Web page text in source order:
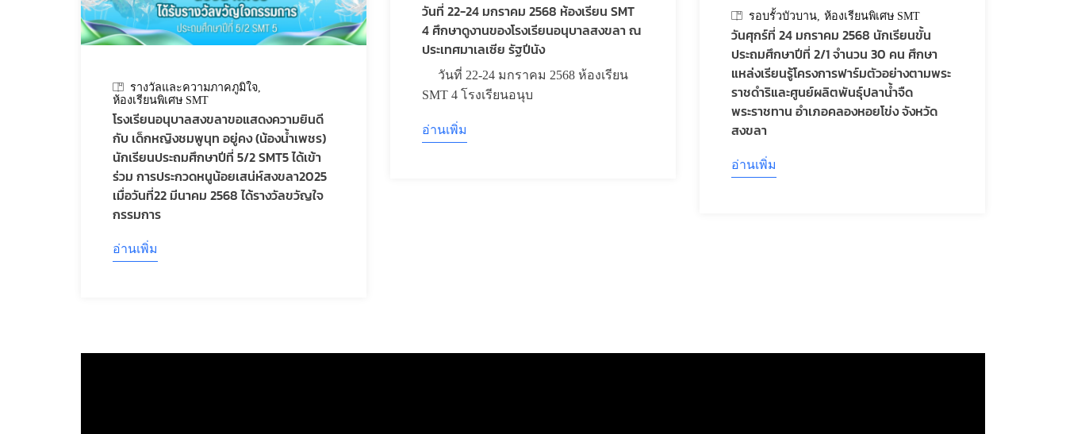
รางวัลและความภาคภูมิใจ
ห้องเรียนพิเศษ SMT
โรงเรียนอนุบาลสงขลาขอแสดงความยินดี
กับ เด็กหญิงชมพูนุท อยู่คง (น้องน้ำเพชร)
นักเรียนประถมศึกษาปีที่ 5/2 SMT5 ได้เข้า
ร่วม การประกวดหนูน้อยเสน่ห์สงขลา2025
เมื่อวันที่22 มีนาคม 2568 ได้รางวัลขวัญใจ
กรรมการ
อ่านเพิ่ม
วันที่ 22-24 มกราคม 2568 ห้องเรียน SMT
4 ศึกษาดูงานของโรงเรียนอนุบาลสงขลา ณ
ประเทศมาเลเซีย รัฐปีนัง
วันที่ 22-24 มกราคม 2568 ห้องเรียน
SMT 4 โรงเรียนอนุบ
อ่านเพิ่ม
รอบรั้วบัวบาน ห้องเรียนพิเศษ SMT
วันศุกร์ที่ 24 มกราคม 2568 นักเรียนขั้น
ประถมศึกษาปีที่ 2/1 จำนวน 30 คน ศึกษา
แหล่งเรียนรู้โครงการฟาร์มตัวอย่างตามพระ
ราชดำริและศูนย์ผลิตพันธุ์ปลาน้ำจืด
พระราชทาน อำเภอคลองหอยโข่ง จังหวัด
สงขลา
อ่านเพิ่ม